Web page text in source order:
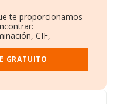
te proporcionamos
CIF,
y Empleados.
Administradores.
GRATUITO